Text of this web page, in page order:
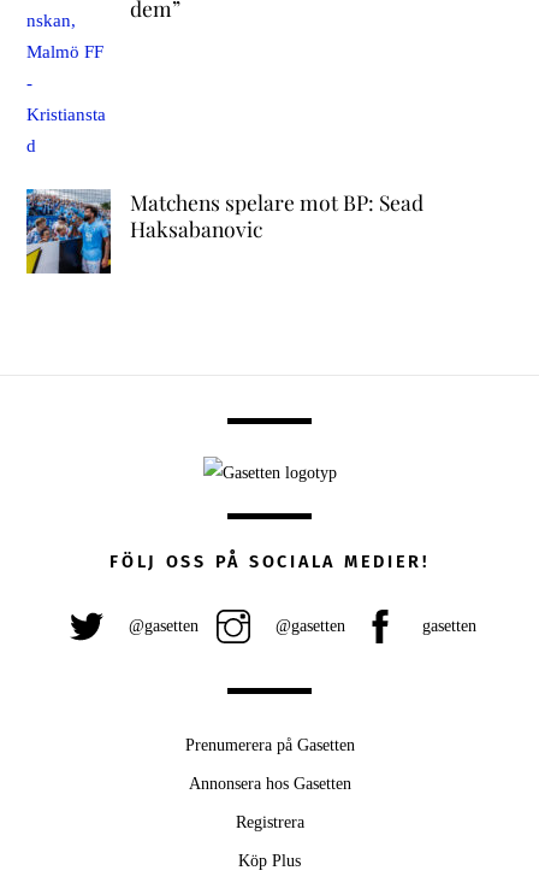
dem”
Matchens spelare mot BP: Sead
Haksabanovic
FÖLJ OSS PÅ SOCIALA MEDIER!
@gasetten @gasetten gasetten
Prenumerera på Gasetten
Annonsera hos Gasetten
Registrera
Köp Plus